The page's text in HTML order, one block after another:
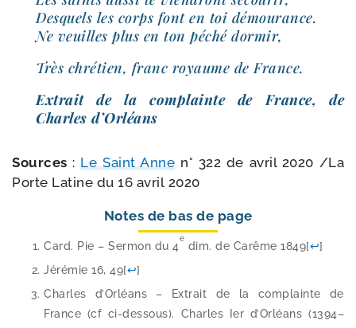
Desquels les corps font en toi démou­rance.
Ne veuilles plus en ton péché dormir,
Très chré­tien, franc royaume de France.
Extrait de la com­plainte de France, de
Charles d’Orléans
Sources :Le Saint Anne n° 322 de avril 2020 /​La
Porte Latine du 16 avril 2020
Notes de bas de page
Card. Pie – Sermon du 4
e
dim. de Carême 1849[↩]
Jérémie 16, 49[↩]
Charles d’Orléans – Extrait de la com­plainte de
France (cf ci-​dessous). Charles Ier d’Orléans (1394–